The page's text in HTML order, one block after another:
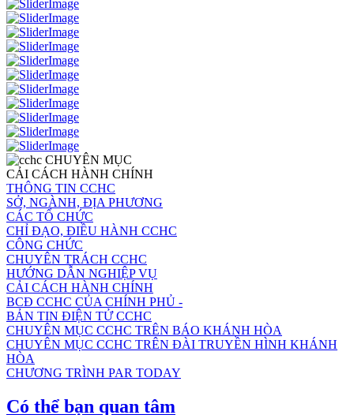
CHUYÊN MỤC
CẢI CÁCH HÀNH CHÍNH
THÔNG TIN CCHC
SỞ, NGÀNH, ĐỊA PHƯƠNG
CÁC TỔ CHỨC
CHỈ ĐẠO, ĐIỀU HÀNH CCHC
CÔNG CHỨC
CHUYÊN TRÁCH CCHC
HƯỚNG DẪN NGHIỆP VỤ
CẢI CÁCH HÀNH CHÍNH
BCĐ CCHC CỦA CHÍNH PHỦ -
BẢN TIN ĐIỆN TỬ CCHC
CHUYÊN MỤC CCHC TRÊN BÁO KHÁNH HÒA
CHUYÊN MỤC CCHC TRÊN ĐÀI TRUYỀN HÌNH KHÁNH
HÒA
CHƯƠNG TRÌNH PAR TODAY
Có thể bạn quan tâm